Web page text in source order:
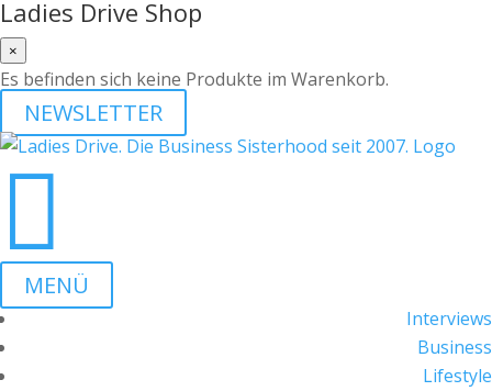
Ladies Drive Shop
×
Es befinden sich keine Produkte im Warenkorb.
NEWSLETTER

MENÜ
Interviews
Business
Lifestyle